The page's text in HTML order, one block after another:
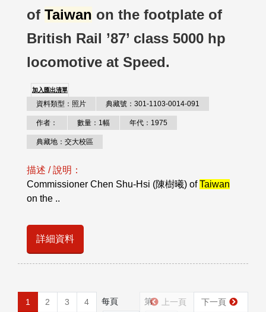
of Taiwan on the footplate of
British Rail ’87’ class 5000 hp
locomotive at Speed.
加入匯出清單
資料類型：照片 典藏號：301-1103-0014-091
作者： 數量：1幅 年代：1975
典藏地：交大校區
描述 / 說明：
Commissioner Chen Shu-Hsi (陳樹曦) ofTaiwan
on the ..
詳細資料
1 2 3 4 每頁 第 上一頁 下一頁